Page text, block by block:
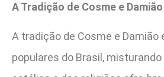
A Tradição de Cosme e Damião
A tradição de Cosme e Damião
populares do Brasil,